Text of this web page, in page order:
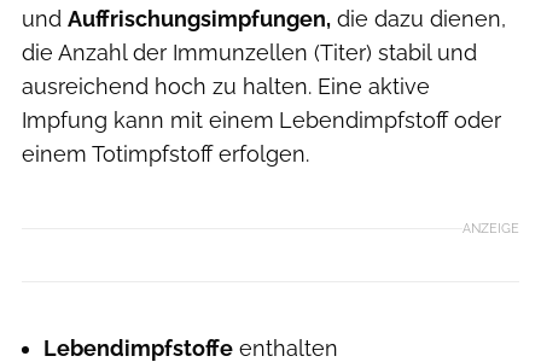
und Auffrischungsimpfungen, die dazu dienen,
die Anzahl der Immunzellen (Titer) stabil und
ausreichend hoch zu halten. Eine aktive
Impfung kann mit einem Lebendimpfstoff oder
einem Totimpfstoff erfolgen.
ANZEIGE
Lebendimpfstoffe enthalten